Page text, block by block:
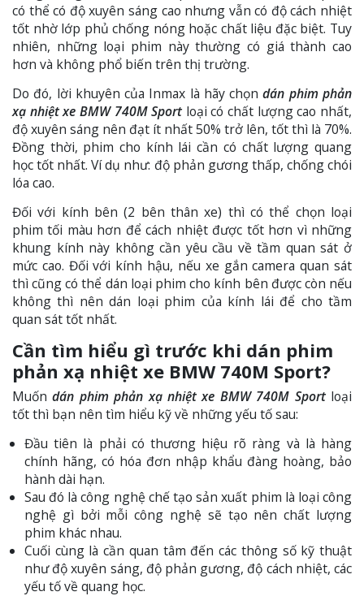
có thể có độ xuyên sáng cao nhưng vẫn có độ cách nhiệt
tốt nhờ lớp phủ chống nóng hoặc chất liệu đặc biệt. Tuy
nhiên, những loại phim này thường có giá thành cao
hơn và không phổ biến trên thị trường.
Do đó, lời khuyên của Inmax là hãy chọndán phim phản
xạ nhiệt xe BMW 740M Sportloại có chất lượng cao nhất,
độ xuyên sáng nên đạt ít nhất 50% trở lên, tốt thì là 70%.
Đồng thời, phim cho kính lái cần có chất lượng quang
học tốt nhất. Ví dụ như: độ phản gương thấp, chống chói
lóa cao.
Đối với kính bên (2 bên thân xe) thì có thể chọn loại
phim tối màu hơn để cách nhiệt được tốt hơn vì những
khung kính này không cần yêu cầu về tầm quan sát ở
mức cao. Đối với kính hậu, nếu xe gắn camera quan sát
thì cũng có thể dán loại phim cho kính bên được còn nếu
không thì nên dán loại phim của kính lái để cho tầm
quan sát tốt nhất.
Cần tìm hiểu gì trước khi dán phim
phản xạ nhiệt xe BMW 740M Sport?
Muốndán phim phản xạ nhiệt xe BMW 740M Sportloại
tốt thì bạn nên tìm hiểu kỹ về những yếu tố sau:
Đầu tiên là phải có thương hiệu rõ ràng và là hàng
chính hãng, có hóa đơn nhập khẩu đàng hoàng, bảo
hành dài hạn.
Sau đó là công nghệ chế tạo sản xuất phim là loại công
nghệ gì bởi mỗi công nghệ sẽ tạo nên chất lượng
phim khác nhau.
Cuối cùng là cần quan tâm đến các thông số kỹ thuật
như độ xuyên sáng, độ phản gương, độ cách nhiệt, các
yếu tố về quang học.